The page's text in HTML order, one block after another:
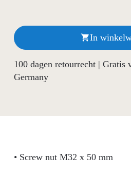
In
100 dagen retourrecht | Gratis
Germany
• Screw nut M32 x 50 mm